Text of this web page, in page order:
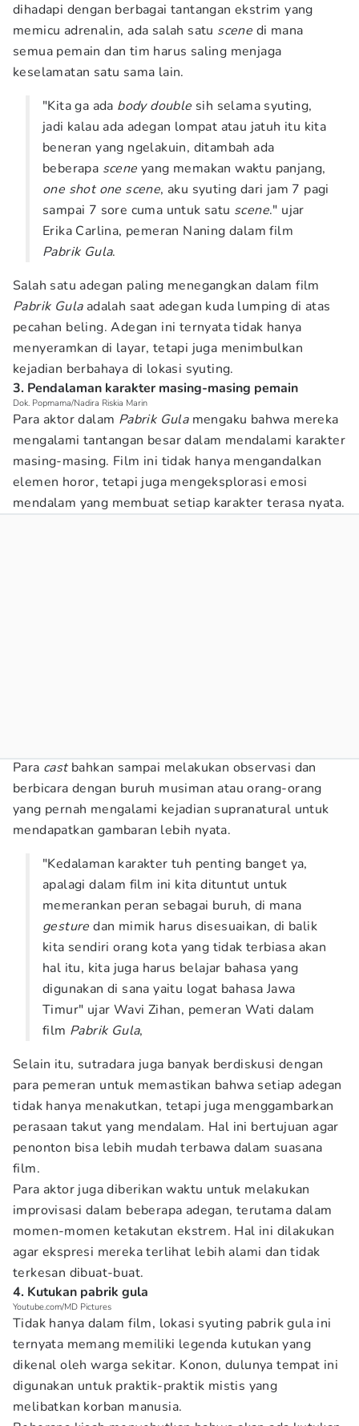
dihadapi dengan berbagai tantangan ekstrim yang
memicu adrenalin, ada salah satu scene di mana
semua pemain dan tim harus saling menjaga
keselamatan satu sama lain.
"Kita ga ada body double sih selama syuting,
jadi kalau ada adegan lompat atau jatuh itu kita
beneran yang ngelakuin, ditambah ada
beberapa sceneyang memakan waktu panjang,
one shot one scene, aku syuting dari jam 7 pagi
sampai 7 sore cuma untuk satu scene." ujar
Erika Carlina, pemeran Naning dalam film
Pabrik Gula.
Salah satu adegan paling menegangkan dalam film
Pabrik Gulaadalah saat adegan kuda lumping di atas
pecahan beling. Adegan ini ternyata tidak hanya
menyeramkan di layar, tetapi juga menimbulkan
kejadian berbahaya di lokasi syuting.
3. Pendalaman karakter masing-masing pemain
Dok. Popmama/Nadira Riskia Marin
Para aktor dalam Pabrik Gulamengaku bahwa mereka
mengalami tantangan besar dalam mendalami karakter
masing-masing. Film ini tidak hanya mengandalkan
elemen horor, tetapi juga mengeksplorasi emosi
mendalam yang membuat setiap karakter terasa nyata.
Para castbahkan sampai melakukan observasi dan
berbicara dengan buruh musiman atau orang-orang
yang pernah mengalami kejadian supranatural untuk
mendapatkan gambaran lebih nyata.
"Kedalaman karakter tuh penting banget ya,
apalagi dalam film ini kita dituntut untuk
memerankan peran sebagai buruh, di mana
gesturedan mimik harus disesuaikan, di balik
kita sendiri orang kota yang tidak terbiasa akan
hal itu, kita juga harus belajar bahasa yang
digunakan di sana yaitu logat bahasa Jawa
Timur" ujar Wavi Zihan, pemeran Wati dalam
film Pabrik Gula,
Selain itu, sutradara juga banyak berdiskusi dengan
para pemeran untuk memastikan bahwa setiap adegan
tidak hanya menakutkan, tetapi juga menggambarkan
perasaan takut yang mendalam. Hal ini bertujuan agar
penonton bisa lebih mudah terbawa dalam suasana
film.
Para aktor juga diberikan waktu untuk melakukan
improvisasi dalam beberapa adegan, terutama dalam
momen-momen ketakutan ekstrem. Hal ini dilakukan
agar ekspresi mereka terlihat lebih alami dan tidak
terkesan dibuat-buat.
4. Kutukan pabrik gula
Youtube.com/MD Pictures
Tidak hanya dalam film, lokasi syuting pabrik gula ini
ternyata memang memiliki legenda kutukan yang
dikenal oleh warga sekitar. Konon, dulunya tempat ini
digunakan untuk praktik-praktik mistis yang
melibatkan korban manusia.